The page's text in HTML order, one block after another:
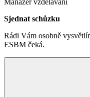
Sjednat schůzku
Rádi Vám osobně
ESBM čeká.